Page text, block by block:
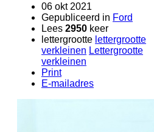
06 okt 2021
Gepubliceerd in Ford
Lees 2950 keer
lettergrootte lettergrootte
verkleinen Lettergrootte
verkleinen
Print
E-mailadres